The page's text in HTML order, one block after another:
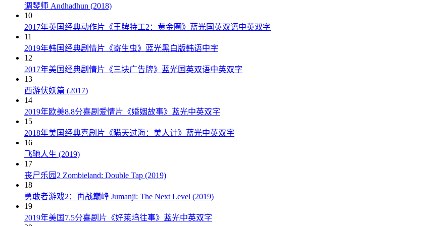
调琴师 Andhadhun (2018)
10
2017年英国经典动作片《王牌特工2：黄金圈》蓝光国英双语中英双字
11
2019年韩国经典剧情片《寄生虫》蓝光黑白版韩语中字
12
2017年美国经典剧情片《三块广告牌》蓝光国英双语中英双字
13
西游伏妖篇 (2017)
14
2019年欧美8.8分喜剧爱情片《婚姻故事》蓝光中英双字
15
2018年美国经典喜剧片《瞒天过海：美人计》蓝光中英双字
16
飞驰人生 (2019)
17
丧尸乐园2 Zombieland: Double Tap (2019)
18
勇敢者游戏2：再战巅峰 Jumanji: The Next Level (2019)
19
2019年美国7.5分喜剧片《好莱坞往事》蓝光中英双字